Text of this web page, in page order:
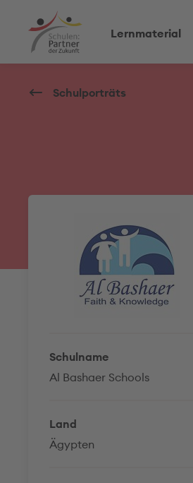
Lernmaterial
Schulporträts
Schulname
Al Bashaer Schools
Land
Ägypten